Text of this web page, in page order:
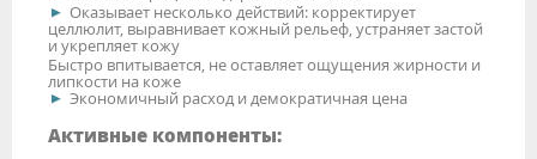
Оказывает несколько действий: корректирует
целлюлит, выравнивает кожный рельеф, устраняет застой
и укрепляет кожу
Быстро впитывается, не оставляет ощущения жирности и
липкости на коже
Экономичный расход и демократичная цена
Активные компоненты: